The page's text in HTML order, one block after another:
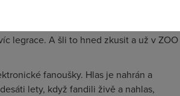
chodit, prý se jim ten český fotbal
o svých miláčcích na hřišti prohlásilo,
legrace. A šli to hned zkusit a už v ZOO
fanoušky. Hlas je nahrán a
lety, když fandili živě a nahlas,